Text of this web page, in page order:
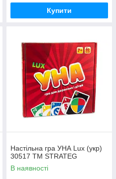
Купити
Настільна гра УНА Lux (укр)
30517 ТМ STRATEG
В наявності